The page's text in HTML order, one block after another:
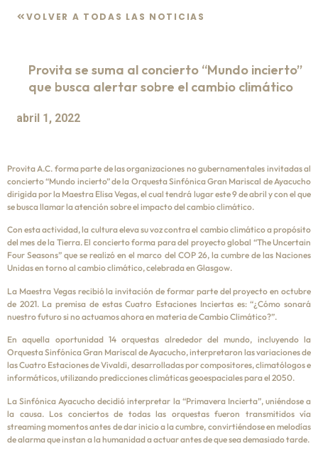
VOLVER A TODAS LAS NOTICIAS
Provita se suma al concierto “Mundo incierto”
que busca alertar sobre el cambio climático
abril 1, 2022
Provita A.C. forma parte de las organizaciones no gubernamentales invitadas al
concierto “Mundo incierto” de la Orquesta Sinfónica Gran Mariscal de Ayacucho
dirigida por la Maestra Elisa Vegas, el cual tendrá lugar este 9 de abril y con el que
se busca llamar la atención sobre el impacto del cambio climático.
Con esta actividad, la cultura eleva su voz contra el cambio climático a propósito
del mes de la Tierra. El concierto forma para del proyecto global “The Uncertain
Four Seasons” que se realizó en el marco del COP 26, la cumbre de las Naciones
Unidas en torno al cambio climático, celebrada en Glasgow.
La Maestra Vegas recibió la invitación de formar parte del proyecto en octubre
de 2021. La premisa de estas Cuatro Estaciones Inciertas es: “¿Cómo sonará
nuestro futuro si no actuamos ahora en materia de Cambio Climático?”.
En aquella oportunidad 14 orquestas alrededor del mundo, incluyendo la
Orquesta Sinfónica Gran Mariscal de Ayacucho, interpretaron las variaciones de
las Cuatro Estaciones de Vivaldi, desarrolladas por compositores, climatólogos e
informáticos, utilizando predicciones climáticas geoespaciales para el 2050.
La Sinfónica Ayacucho decidió interpretar la “Primavera Incierta”, uniéndose a
la causa. Los conciertos de todas las orquestas fueron transmitidos vía
streaming momentos antes de dar inicio a la cumbre, convirtiéndose en melodías
de alarma que instan a la humanidad a actuar antes de que sea demasiado tarde.